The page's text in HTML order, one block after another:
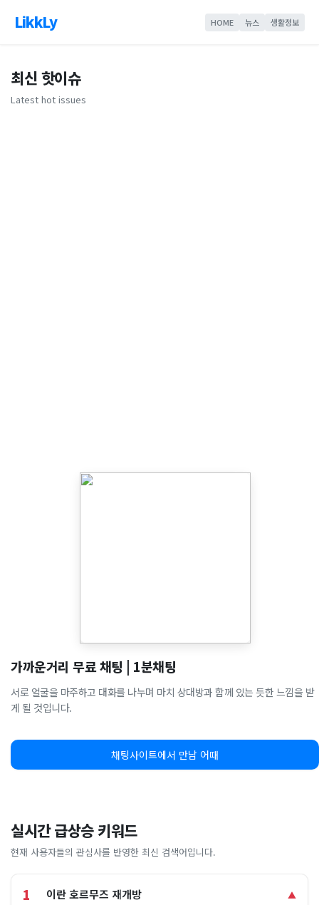
LikkLy HOME 뉴스 생활정보
최신 핫이슈
Latest hot issues
가까운거리 무료 채팅 | 1분채팅
서로 얼굴을 마주하고 대화를 나누며 마치 상대방과 함께 있는 듯한 느낌을 받
게 될 것입니다.
채팅사이트에서 만남 어때
실시간 급상승 키워드
현재 사용자들의 관심사를 반영한 최신 검색어입니다.
1 이란 호르무즈 재개방 ▲